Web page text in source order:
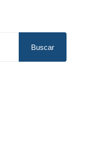
Buscar